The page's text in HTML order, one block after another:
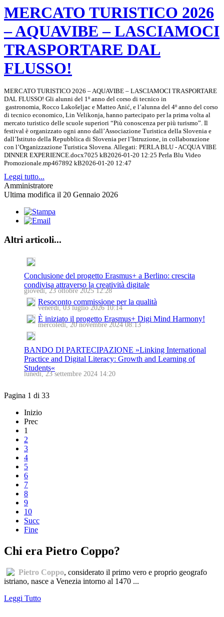
MERCATO TURISTICO 2026
– AQUAVIBE – LASCIAMOCI
TRASPORTARE DAL
FLUSSO!
MERCATO TURISTICO 2026 – AQUAVIBE – LASCIAMOCI TRASPORTARE
DAL FLUSSO! Gli alunni del 1º anno del corso di tecnico in
gastronomia, Rocco Lakošeljac e Matteo Anić, e l’alunna del 4º anno del corso
di tecnico economico, Lin Velikonja, hanno partecipato per la prima volta al
mercato turistico delle scuole superiori “Più conoscenza per più turismo”. Il
festival è organizzato ogni anno dall’Associazione Turistica della Slovenia e
dall’Istituto della Repubblica di Slovenia per l’Istruzione, in collaborazione
con l’Organizzazione Turistica Slovena. Allegati: PERLA BLU - ACQUA VIBE
DINNER EXPERIENCE.docx7025 kB2026-01-20 12:25 Perla Blu Video
Promozionale.mp467892 kB2026-01-20 12:47
Leggi tutto...
Amministratore
Ultima modifica il 20 Gennaio 2026
Altri articoli...
Conclusione del progetto Erasmus+ a Berlino: crescita
condivisa attraverso la creatività digitale
giovedì, 23 ottobre 2025 12:28
Resoconto commissione per la qualità
venerdì, 03 luglio 2026 10:14
È iniziato il progetto Erasmus+ Digi Mind Harmony!
mercoledì, 20 novembre 2024 08:13
BANDO DI PARTECIPAZIONE »Linking International
Practice and Digital Literacy: Growth and Learning of
Students«
lunedì, 23 settembre 2024 14:20
Pagina 1 di 33
Inizio
Prec
1
2
3
4
5
6
7
8
9
10
Succ
Fine
Chi era Pietro Coppo?
Pietro Coppo, considerato il primo vero e proprio geografo
istriano, nasce a Venezia intorno al 1470 ...
Leggi Tutto